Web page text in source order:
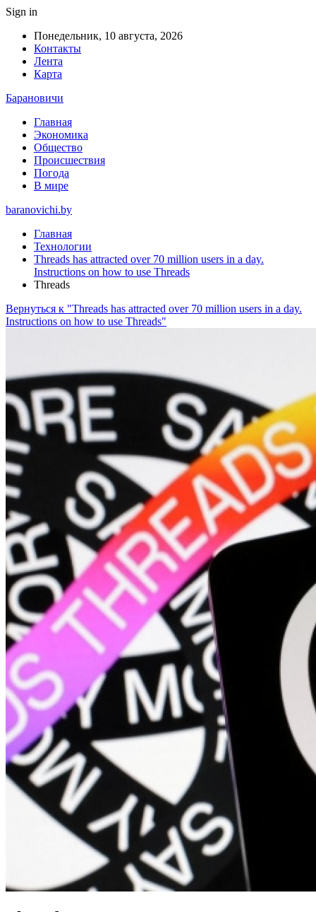
Sign in
Понедельник, 10 августа, 2026
Контакты
Лента
Карта
Барановичи
Главная
Экономика
Общество
Происшествия
Погода
В мире
baranovichi.by
Главная
Технологии
Threads has attracted over 70 million users in a day.
Instructions on how to use Threads
Threads
Вернуться к "Threads has attracted over 70 million users in a day.
Instructions on how to use Threads"